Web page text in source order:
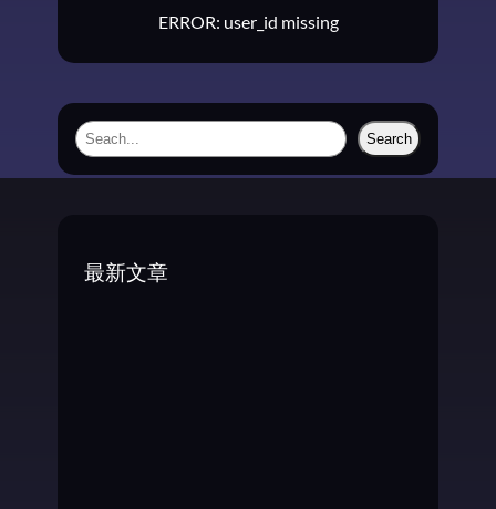
ERROR: user_id missing
S
Search
最新文章